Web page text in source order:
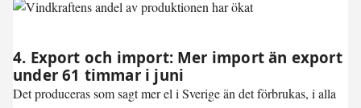
4. Export och import: Mer import än export
under 61 timmar i juni
Det produceras som sagt mer el i Sverige än det förbrukas, i alla